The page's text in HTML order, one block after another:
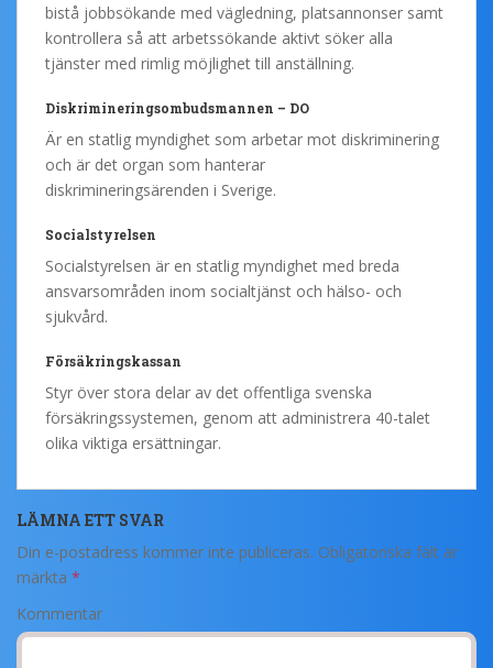
bistå jobbsökande med vägledning, platsannonser samt
kontrollera så att arbetssökande aktivt söker alla
tjänster med rimlig möjlighet till anställning.
Diskrimineringsombudsmannen – DO
Är en statlig myndighet som arbetar mot diskriminering
och är det organ som hanterar
diskrimineringsärenden i Sverige.
Socialstyrelsen
Socialstyrelsen är en statlig myndighet med breda
ansvarsområden inom socialtjänst och hälso- och
sjukvård.
Försäkringskassan
Styr över stora delar av det offentliga svenska
försäkringssystemen, genom att administrera 40-talet
olika viktiga ersättningar.
LÄMNA ETT SVAR
Din e-postadress kommer inte publiceras. Obligatoriska fält är
märkta *
Kommentar